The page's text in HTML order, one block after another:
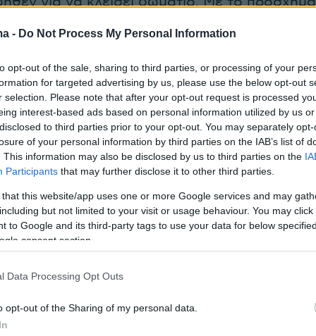
- Do Not Process My Personal Information
opt-out of the sale, sharing to third parties, or processing of your
for targeted advertising by us, please use the below opt-out
selection. Please note that after your opt-out request is processed
interest-based ads based on personal information utilized by us
to third parties prior to your opt-out. You may separately
of your personal information by third parties on the IAB’s list of
This information may also be disclosed by us to third parties on the
Participants that may further disclose it to other third parties.
that this website/app uses one or more Google services and may
but not limited to your visit or usage behaviour. You may
to Google and its third-party tags to use your data for below
consent section.
Data Processing Opt Outs
opt-out of the Sharing of my personal data.
ηλεκτρονικής εφαρμογής ένα μήνυμα που
link το οποίο τον οδήγησε σε περιβάλλον
με της τράπεζας. Όταν ο επιχειρηματίας
τους κωδικούς, παραχώρησε στον δράστη
τραπεζικούς λογαριασμούς του και
δύο μεταφορές χρημάτων συνολικού
ευρώ.
, εξαπατήθηκε μια γυναίκα σε
Δράμας, η οποία έκανε ηλεκτρονική
για να καταβάλλει ενοίκιο για ένα σπίτι που
σε απατηλό link και κατέθεσε
καθώς ο ιδιοκτήτης του σπιτιού δεν
χρήματα στον λογαριασμό του!